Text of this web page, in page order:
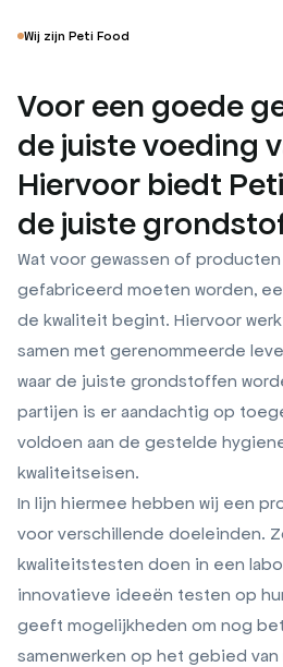
Wij zijn Peti Food
Voor een goede
de juiste voeding
Hiervoor biedt
de juiste
Wat voor gewassen of
gefabriceerd moeten worden,
de kwaliteit begint. Hiervoor
samen met gerenommeerde
waar de juiste grondstoffen
partijen is er aandachtig op
voldoen aan de gestelde
kwaliteitseisen.
In lijn hiermee hebben wij een
voor verschillende doeleinden.
kwaliteitstesten doen in een
innovatieve ideeën testen op
geeft mogelijkheden om nog
samenwerken op het gebied van